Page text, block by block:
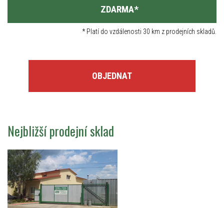
ZDARMA*
*Platí do vzdálenosti 30 km z prodejních skladů.
OBJEDNAT
Nejbližší prodejní sklad